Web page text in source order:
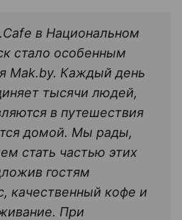
в Национальном
стало особенным
Mak.by. Каждый день
тысячи людей,
в путешествия
домой. Мы рады,
стать частью этих
гостям
качественный кофе и
При